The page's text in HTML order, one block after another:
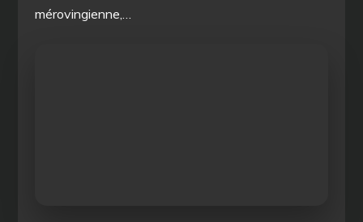
mérovingienne,…